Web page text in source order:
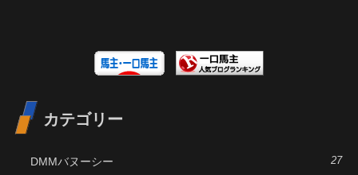
カテゴリー
DMMバヌーシー 27